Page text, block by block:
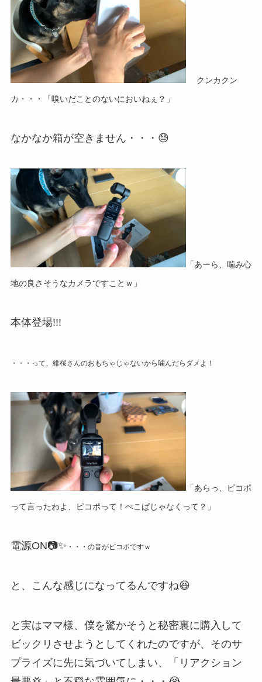
クンカクン
カ・・・「嗅いだことのないにおいねぇ？」
なかなか箱が空きません・・・😓
「あーら、噛み心
地の良さそうなカメラですことｗ」
本体登場!!!
・・・って、維桜さんのおもちゃじゃないから噛んだらダメよ！
「あらっ、ピコポ
って言ったわよ、ピコポって！ぺこぱじゃなくって？」
電源ON📷✨ ・・・の音がピコポですｗ
と、こんな感じになってるんですね😆
と実はママ様、僕を驚かそうと秘密裏に購入して
ビックリさせようとしてくれたのですが、そのサ
プライズに先に気づいてしまい、「リアクション